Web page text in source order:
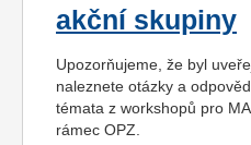
akční skupiny
Upozorňujeme, že byl
naleznete otázky a
témata z workshopů pro
rámec OPZ.